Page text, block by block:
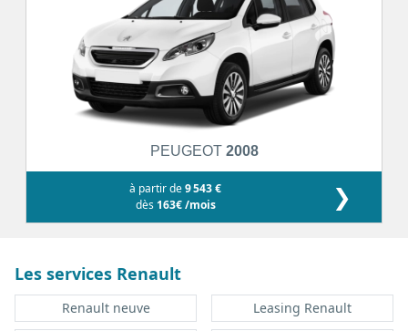
PEUGEOT 2008
à partir de9 543 €
dès 163€ /mois ❯
Les services Renault
Renault neuve
Leasing Renault